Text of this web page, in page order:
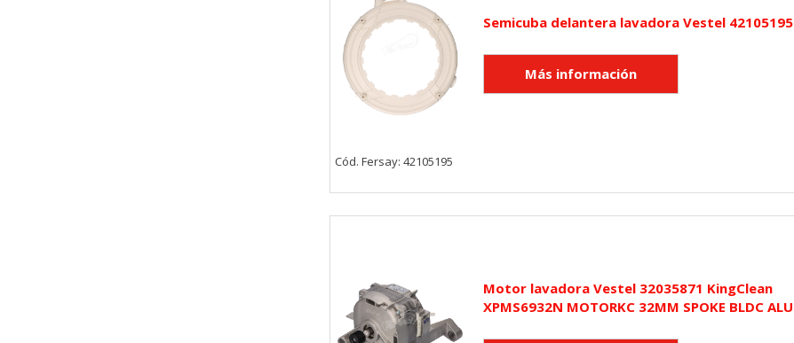
Semicuba delantera lavadora Vestel 42105195
Cód. Fersay: 42105195
Motor lavadora Vestel 32035871 KingClean
XPMS6932N MOTORKC 32MM SPOKE BLDC ALU